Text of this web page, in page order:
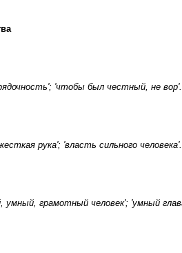
'чтобы был честный, не вор'.
рука'; 'власть сильного человека'.
умный, грамотный человек'; 'умный